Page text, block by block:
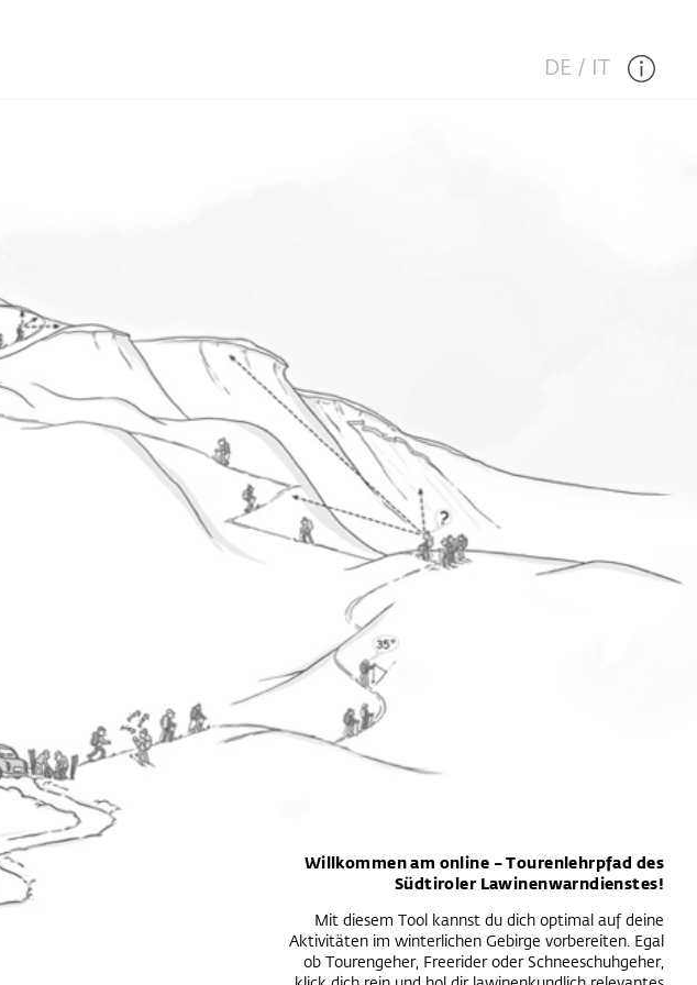
DE /
Willkommen am online – Tourenlehrpfad des
Südtiroler Lawinenwarndienstes!
Mit diesem Tool kannst du dich optimal auf deine
Aktivitäten im winterlichen Gebirge vorbereiten. Egal
ob Tourengeher, Freerider oder Schneeschuhgeher,